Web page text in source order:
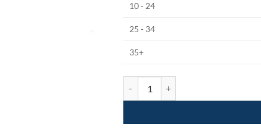
10 - 24
25 - 34
35+